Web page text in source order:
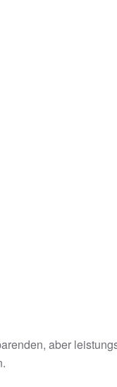
aber